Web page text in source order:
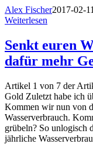
Alex Fischer2017-02-
Weiterlesen
Senkt euren
dafür mehr
Artikel 1 von 7 der
Gold Zuletzt habe ich
Kommen wir nun von
Wasserverbrauch.
grübeln? So unlogisch
jährliche